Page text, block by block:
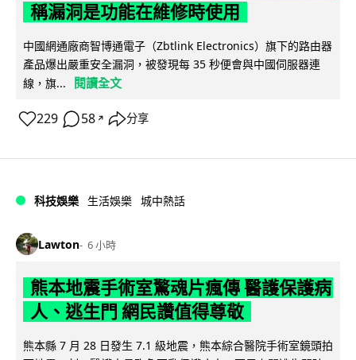
稱漏洞是功能在維修時使用
中國網通廠商智博通電子（Zbtlink Electronics）旗下的路由器
產品爆出嚴重安全漏洞，被發現每 35 秒便會與中國伺服器連
線，旗...
閱讀全文
229 58 ↗ 分享
科技娛樂 生活娛樂 城中熱話
Lawton 6 小時
熊本地震手術室驚魂片瘋傳 醫護保護病
人、逃生門 網民讚值得尊敬
熊本縣 7 月 28 日發生 7.1 級地震，熊本綜合醫院手術室鏡頭拍